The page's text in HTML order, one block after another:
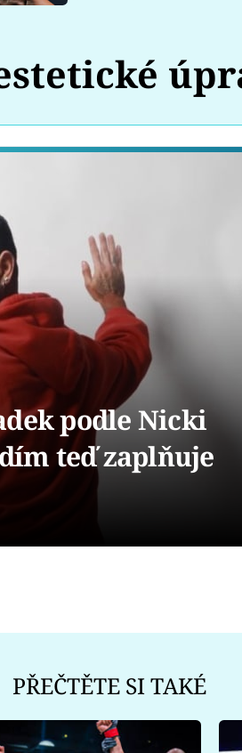
podle Nicki
teď zaplňuje
PŘEČTĚTE SI TAKÉ